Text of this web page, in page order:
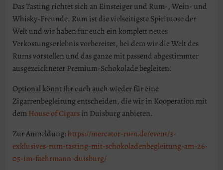
Das Tasting richtet sich an Einsteiger und Rum-, Wein- und
Whisky-Freunde. Rum ist die vielseitigste Spirituose der
Welt und wir haben für euch ein komplett neues
Verkostungserlebnis vorbereitet, bei dem wir die Welt des
Rums vorstellen und das ganze mit passend abgestimmter
ausgezeichneter Premium-Schokolade begleiten.
Optional könnt ihr euch auch wieder für eine
Zigarrenbegleitung entscheiden, die wir in Kooperation mit
demHouse of Cigarsin Duisburg anbieten.
Zur Anmeldung:https://mercator-rum.de/event/3-
exklusives-rum-tasting-mit-schokoladenbegleitung-am-26-
05-im-faehrmann-duisburg/